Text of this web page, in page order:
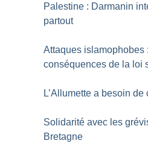
Palestine : Darmanin
partout
Attaques islamophobes
conséquences de la loi
L’Allumette a besoin
Solidarité avec les
Bretagne